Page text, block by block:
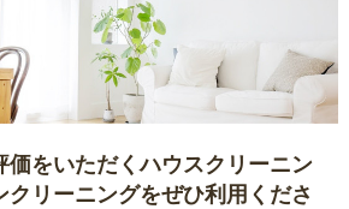
価をいただくハウスクリーニン
クリーニングをぜひ利用くださ